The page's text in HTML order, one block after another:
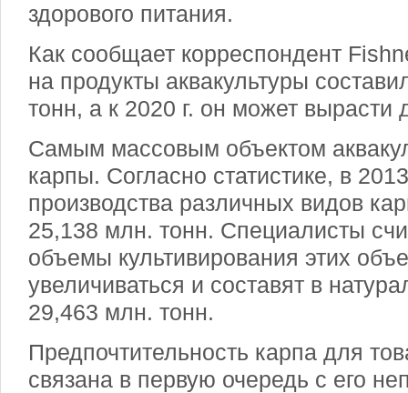
здорового питания.
Как сообщает корреспондент
на продукты аквакультуры
тонн, а к 2020 г. он может вырасти
Самым массовым объектом
карпы. Согласно статистике, в
производства различных видов
25,138 млн. тонн. Специалисты
объемы культивирования этих
увеличиваться и составят в
29,463 млн. тонн.
Предпочтительность карпа для
связана в первую очередь с его